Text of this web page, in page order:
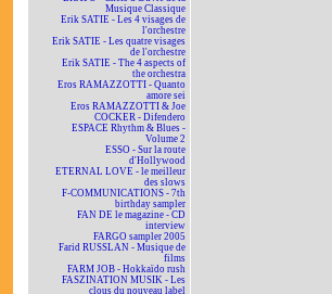
Musique Classique
Erik SATIE - Les 4 visages de
l'orchestre
Erik SATIE - Les quatre visages
de l'orchestre
Erik SATIE - The 4 aspects of
the orchestra
Eros RAMAZZOTTI - Quanto
amore sei
Eros RAMAZZOTTI & Joe
COCKER - Difendero
ESPACE Rhythm & Blues -
Volume 2
ESSO - Sur la route
d'Hollywood
ETERNAL LOVE - le meilleur
des slows
F-COMMUNICATIONS - 7th
birthday sampler
FAN DE le magazine - CD
interview
FARGO sampler 2005
Farid RUSSLAN - Musique de
films
FARM JOB - Hokkaïdo rush
FASZINATION MUSIK - Les
clous du nouveau label